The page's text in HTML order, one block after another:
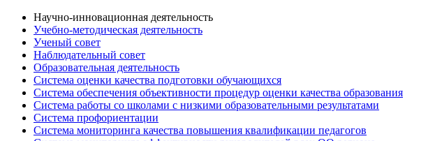
Научно-инновационная деятельность
Учебно-методическая деятельность
Ученый совет
Наблюдательный совет
Образовательная деятельность
Система оценки качества подготовки обучающихся
Система обеспечения объективности процедур оценки качества образования
Система работы со школами с низкими образовательными результатами
Система профориентации
Система мониторинга качества повышения квалификации педагогов